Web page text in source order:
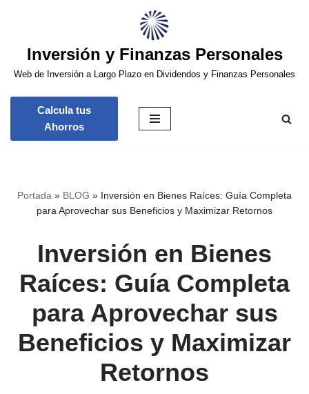
contenido
Inversión y Finanzas Personales
Web de Inversión a Largo Plazo en Dividendos y Finanzas Personales
Calcula tus
Ahorros
Portada » BLOG » Inversión en Bienes Raíces: Guía Completa
para Aprovechar sus Beneficios y Maximizar Retornos
Inversión en Bienes
Raíces: Guía Completa
para Aprovechar sus
Beneficios y Maximizar
Retornos